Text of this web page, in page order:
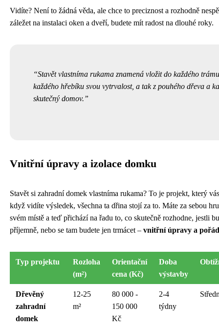
Vidíte? Není to žádná věda, ale chce to preciznost a rozhodně
záležet na instalaci oken a dveří, budete mít radost na dlouhé roky.
Stavět vlastníma rukama znamená vložit do každého
každého hřebíku svou vytrvalost, a tak z pouhého dřeva a
skutečný domov.
Vnitřní úpravy a izolace domku
Stavět si zahradní domek vlastníma rukama? To je projekt, který
když vidíte výsledek, všechna ta dřina stojí za to. Máte za sebou
svém místě a teď přichází na řadu to, co skutečně rozhodne, jestli
příjemně, nebo se tam budete jen trmácet – vnitřní úpravy a
Typ projektu
Rozloha
(m²)
Orientační
cena (Kč)
Doba
výstavby
Dřevěný
zahradní
domek
12-25
m²
80 000 -
150 000
Kč
2-4
týdny